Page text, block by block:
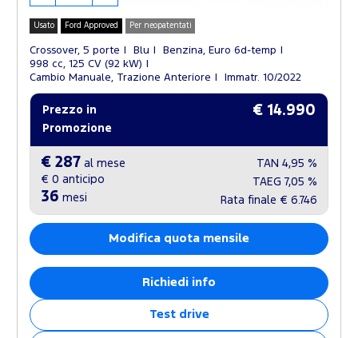
Usato Ford Approved Per neopatentati
Crossover, 5 porte Blu
Benzina, Euro 6d-temp
998 cc, 125 CV (92 kW)
Cambio Manuale, Trazione Anteriore
Immatr. 10/2022
Prezzo in
Promozione
€ 14.990
€ 287 al mese
€ 0 anticipo
36 mesi
TAN 4,95 %
TAEG 7,05 %
Rata finale € 6.746
Modifica quota mensile
Richiedi info
Test drive